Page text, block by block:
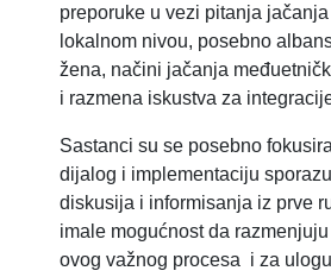
preporuke u vezi pitanja
lokalnom nivou, posebno
žena, načini jačanja
i razmena iskustva za
Sastanci su se posebno
dijalog i implementaciju
diskusija i informisanja iz prve
imale mogućnost da
ovog važnog procesa i za